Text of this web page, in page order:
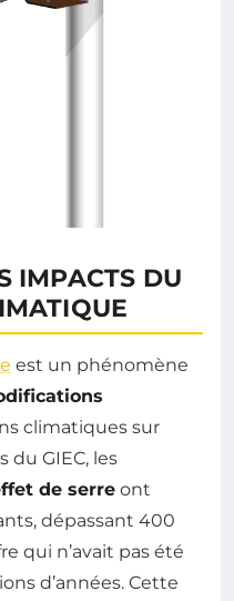
IMPACTS DU
est un phénomène
climatiques sur
du GIEC, les
de serre ont
dépassant 400
qui n’avait pas été
d’années. Cette